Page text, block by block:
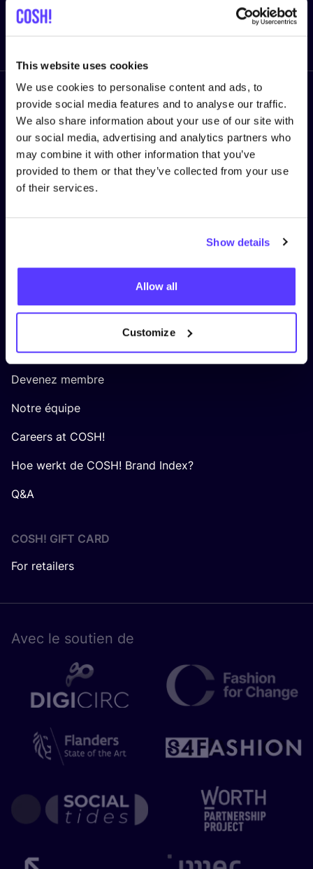
This website uses cookies
We use cookies to personalise content and ads, to
provide social media features and to analyse our traffic.
We also share information about your use of our site with
our social media, advertising and analytics partners who
may combine it with other information that you’ve
provided to them or that they’ve collected from your use
of their services.
Show details
Allow all
Customize
Envoyer
Suivez nous
MENTIONS LÉGALES
Politique de confidentialité
Terms & Conditions platform
Algemene voorwaarden COSH! voor retailers
Á PROPOS DE NOUS
Devenez membre
Notre équipe
Careers at COSH!
Hoe werkt de COSH! Brand Index?
Q&A
COSH! GIFT CARD
For retailers
Avec le sou­tien de